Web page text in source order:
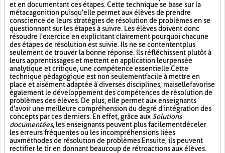
et en documentant ces étapes. Cette technique se base sur la
métacagonition puisqu'elle permet aux élèves de prendre
conscience de leurs stratégies de résolution de problèmes en se
questionnant sur les étapes à suivre. Les élèves doivent donc
résoudre l'exercice en explicitant clairement pourquoi chacune
des étapes de résolution est suivie. Ils ne se contentent plus
seulement de trouver la bonne réponse. Ils réfléchissent plutôt à
leurs apprentissages et mettent en application leur pensée
analytique et critique, une compétence essentielle. Cette
technique pédagogique est non seulement facile à mettre en
place et aisément adaptée à diverses disciplines, mais elle favorise
également le développement des compétences de résolution de
problèmes des élèves. De plus, elle permet aux enseignants
d'avoir une meilleure compréhension du degré d'intégration des
concepts par ces derniers. En effet, grâce aux Solutions
documentées, les enseignants peuvent plus facilement déceler
les erreurs fréquentes ou les incompréhensions liées
aux méthodes de résolution de problèmes. Ensuite, ils peuvent
rectifier le tir en donnant beaucoup de rétroactions aux élèves.